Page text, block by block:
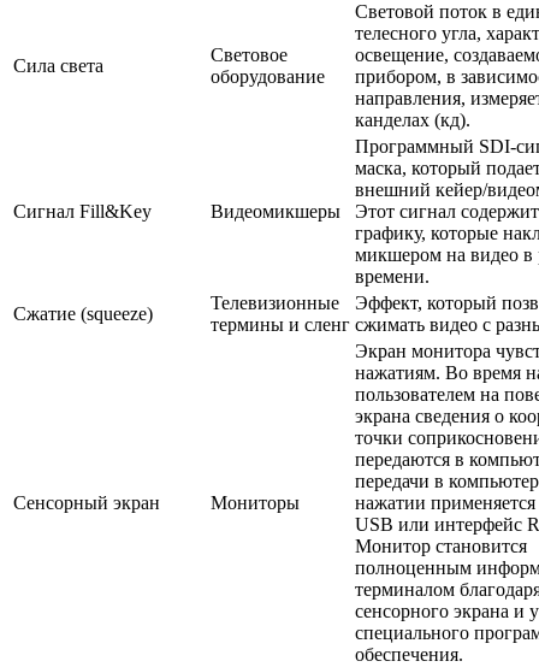
Сила света
Световое
оборудование
Световой поток в
телесного угла,
освещение,
прибором, в
направления,
канделах (кд).
Сигнал Fill&Key Видеомикшеры
Программный SDI-
маска, который
внешний кейер/
Этот сигнал
графику, которые
микшером на видео в
времени.
Сжатие (squeeze)
Телевизионные
термины и сленг
Эффект, который
сжимать видео с
Сенсорный экран Мониторы
Экран монитора
нажатиям. Во время
пользователем на
экрана сведения о
точки
передаются в
передачи в
нажатии
USB или интерфейс
Монитор становится
полноценным
терминалом
сенсорного экрана и
специального
обеспечения.